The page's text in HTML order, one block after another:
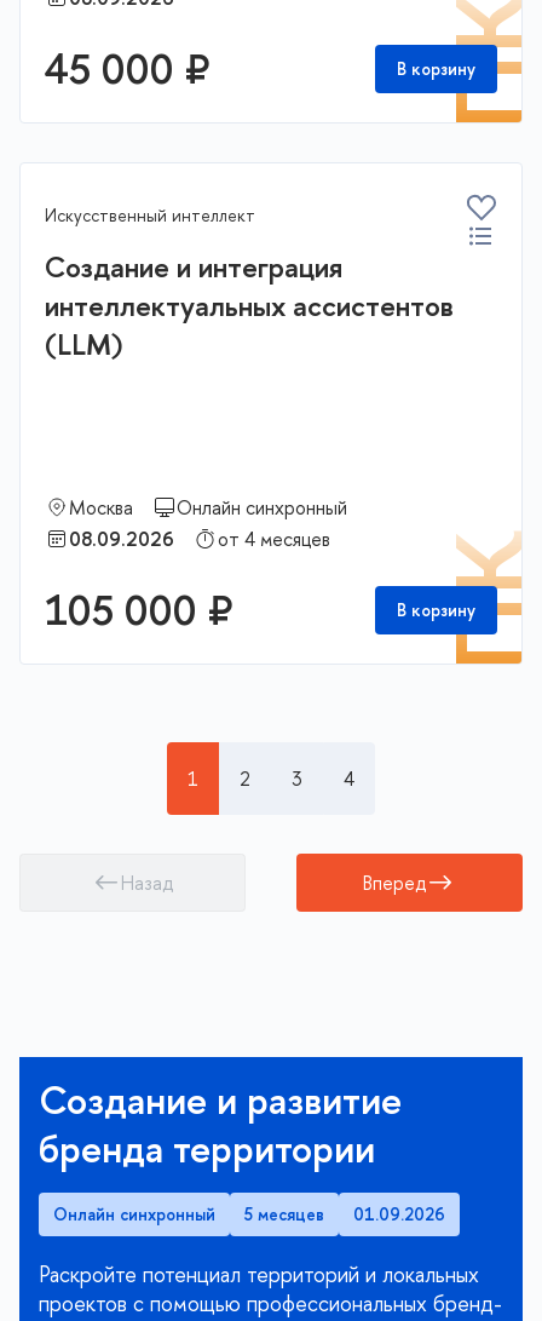
45 000 ₽ В корзину
Искусственный интеллект
Создание и интеграция
интеллектуальных ассистентов
(LLM)
Москва
Онлайн синхронный
08.09.2026
от 4 месяцев
105 000 ₽ В корзину
Назад
1 2 3 4
Вперед
Создание и развитие
бренда территории
Онлайн синхронный 5 месяцев 01.09.2026
Раскройте потенциал территорий и локальных
проектов с помощью профессиональных бренд-